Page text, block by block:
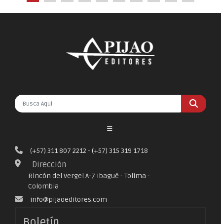
(+57) 311 807 2212 - (+57) 315 319 1718
Dirección
Rincón del Vergel A-7 Ibagué - Tolima -
Colombia
info@pijaoeditores.com